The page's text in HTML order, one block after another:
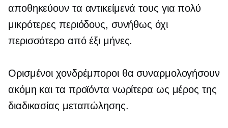
αποθηκεύουν τα αντικείμενά τους για πολύ
μικρότερες περιόδους, συνήθως όχι
περισσότερο από έξι μήνες.
Ορισμένοι χονδρέμποροι θα συναρμολογήσουν
ακόμη και τα προϊόντα νωρίτερα ως μέρος της
διαδικασίας μεταπώλησης.